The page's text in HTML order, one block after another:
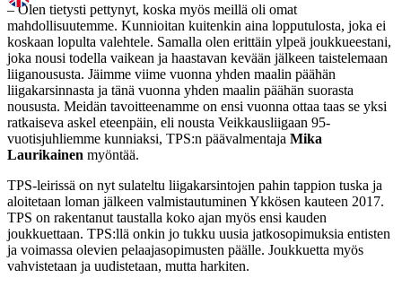
– Olen tietysti pettynyt, koska myös meillä oli omat
mahdollisuutemme. Kunnioitan kuitenkin aina lopputulosta, joka ei
koskaan lopulta valehtele. Samalla olen erittäin ylpeä joukkueestani,
joka nousi todella vaikean ja haastavan kevään jälkeen taistelemaan
liiganoususta. Jäimme viime vuonna yhden maalin päähän
liigakarsinnasta ja tänä vuonna yhden maalin päähän suorasta
noususta. Meidän tavoitteenamme on ensi vuonna ottaa taas se yksi
ratkaiseva askel eteenpäin, eli nousta Veikkausliigaan 95-
vuotisjuhliemme kunniaksi, TPS:n päävalmentaja Mika
Laurikainen myöntää.
TPS-leirissä on nyt sulateltu liigakarsintojen pahin tappion tuska ja
aloitetaan loman jälkeen valmistautuminen Ykkösen kauteen 2017.
TPS on rakentanut taustalla koko ajan myös ensi kauden
joukkuettaan. TPS:llä onkin jo tukku uusia jatkosopimuksia entisten
ja voimassa olevien pelaajasopimusten päälle. Joukkuetta myös
vahvistetaan ja uudistetaan, mutta harkiten.